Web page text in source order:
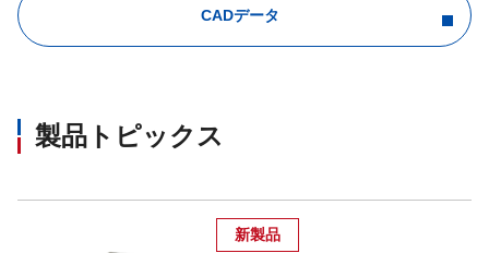
CADデータ
製品トピックス
新製品